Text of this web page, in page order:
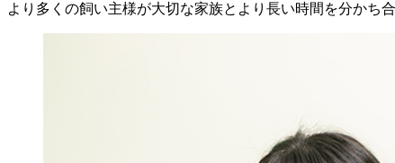
より多くの飼い主様が大切な家族とより長い時間を分かち